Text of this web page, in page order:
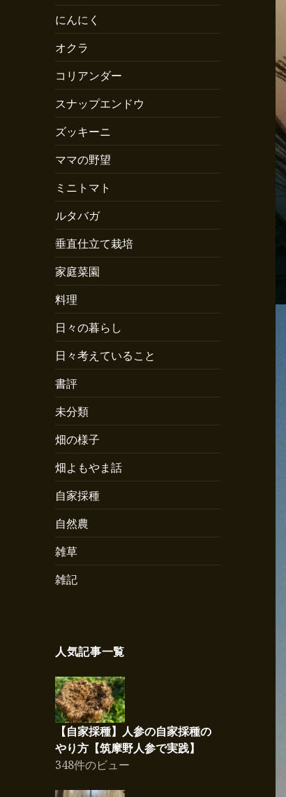
にんにく
オクラ
コリアンダー
スナップエンドウ
ズッキーニ
ママの野望
ミニトマト
ルタバガ
垂直仕立て栽培
家庭菜園
料理
日々の暮らし
日々考えていること
書評
未分類
畑の様子
畑よもやま話
自家採種
自然農
雑草
雑記
人気記事一覧
【自家採種】人参の自家採種の
やり方【筑摩野人参で実践】
348件のビュー